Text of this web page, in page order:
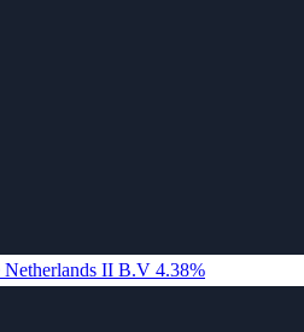
Netherlands II B.V 4.38%